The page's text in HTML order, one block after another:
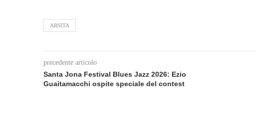
ARSITA
precedente articolo
Santa Jona Festival Blues Jazz 2026: Ezio
Guaitamacchi ospite speciale del contest